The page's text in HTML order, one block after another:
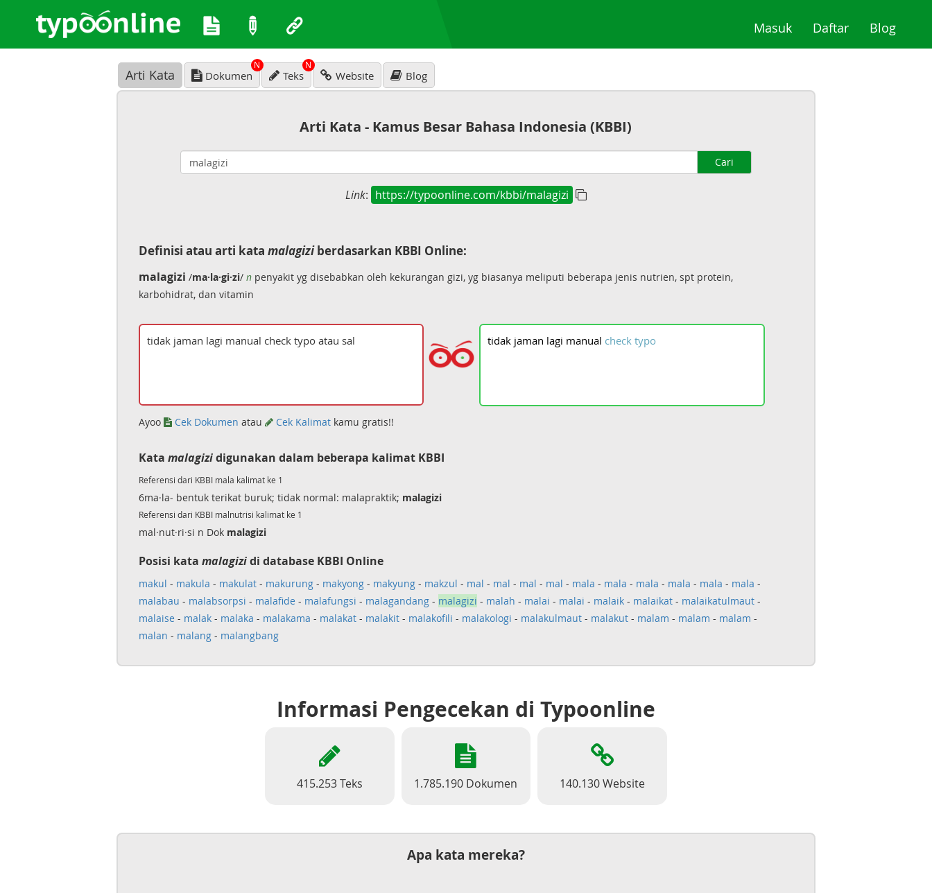
Masuk(current)
Daftar(current)
Blog
Arti Kata Dokumen
N
Teks
N
Website Blog
Arti Kata - Kamus Besar Bahasa Indonesia (KBBI)
Cari
Link: https://typoonline.com/kbbi/malagizi
Definisi atau arti kata malagiziberdasarkan KBBI Online:
malagizi /ma·la·gi·zi/ npenyakit yg disebabkan oleh kekurangan gizi, yg biasanya meliputi beberapa jenis nutrien, spt protein,
karbohidrat, dan vitamin
tidak jaman lagi manual check typo
Ayoo Cek Dokumen atau Cek Kalimatkamu gratis!!
Kata malagizidigunakan dalam beberapa kalimat KBBI
Referensi dari KBBI mala kalimat ke 1
6ma·la- bentuk terikat buruk; tidak normal: malapraktik; malagizi
Referensi dari KBBI malnutrisi kalimat ke 1
mal·nut·ri·si n Dok malagizi
Posisi kata malagizidi database KBBI Online
makul - makula - makulat- makurung- makyong- makyung- makzul - mal - mal - mal - mal - mala - mala - mala - mala - mala - mala -
malabau - malabsorpsi - malafide - malafungsi - malagandang- malagizi - malah - malai - malai - malaik- malaikat- malaikatulmaut-
malaise - malak- malaka - malakama - malakat- malakit- malakofili - malakologi - malakulmaut- malakut- malam - malam - malam -
malan - malang- malangbang
Informasi Pengecekan di Typoonline
415.253 Teks 1.785.190 Dokumen 140.130 Website
Apa kata mereka?